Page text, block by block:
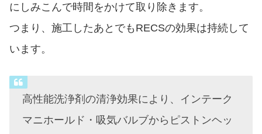
にしみこんで時間をかけて取り除きます。
つまり、施工したあとでもRECSの効果は持続して
います。
高性能洗浄剤の清浄効果により、インテーク
マニホールド・吸気バルブからピストンヘッ